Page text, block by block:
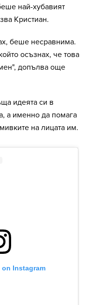
най-хубавият
Кристиан.
беше несравнима.
осъзнах, че това
допълва още
идеята си в
а именно да помага
на лицата им.